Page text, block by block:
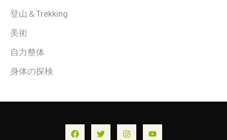
登山＆Trekking
美術
自力整体
身体の探検